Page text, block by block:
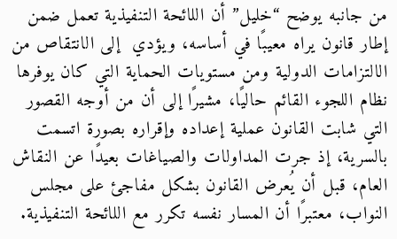
من جانبه يوضح “خليل” أن اللائحة التنفيذية تعمل ضمن
إطار قانون يراه معيبًا في أساسه، ويؤدي إلى الانتقاص من
الالتزامات الدولية ومن مستويات الحماية التي كان يوفرها
نظام اللجوء القائم حاليًا، مشيرًا إلى أن من أوجه القصور
التي شابت القانون عملية إعداده وإقراره بصورة اتسمت
بالسرية، إذ جرت المداولات والصياغات بعيدًا عن النقاش
العام، قبل أن يُعرض القانون بشكل مفاجئ على مجلس
النواب، معتبرًا أن المسار نفسه تكرر مع اللائحة التنفيذية.